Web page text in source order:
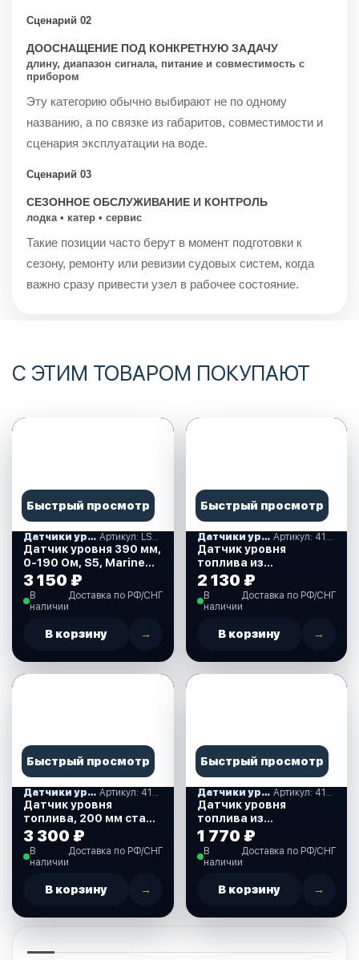
Сценарий 02
ДООСНАЩЕНИЕ ПОД КОНКРЕТНУЮ ЗАДАЧУ
длину, диапазон сигнала, питание и совместимость с
прибором
Эту категорию обычно выбирают не по одному
названию, а по связке из габаритов, совместимости и
сценария эксплуатации на воде.
Сценарий 03
СЕЗОННОЕ ОБСЛУЖИВАНИЕ И КОНТРОЛЬ
лодка • катер • сервис
Такие позиции часто берут в момент подготовки к
сезону, ремонту или ревизии судовых систем, когда
важно сразу привести узел в рабочее состояние.
С ЭТИМ ТОВАРОМ ПОКУПАЮТ
Быстрый просмотр
Датчики уровня жидкости
Датчик уровня 390 мм,
0-190 Ом, S5, Marine
Rocket
(LS0390S5EUMR)
3 150 ₽
В
наличии
Доставка по РФ/СНГ
В корзину →
Быстрый просмотр
Датчики уровня жидкости
Датчик уровня
топлива из
нержавеющей стали,
420 мм., 0-190 Ом.
(410285)
2 130 ₽
В
наличии
Доставка по РФ/СНГ
В корзину →
Быстрый просмотр
Датчики уровня жидкости
Датчик уровня
топлива, 200 мм сталь
(410085)
3 300 ₽
В
наличии
Доставка по РФ/СНГ
В корзину →
Быстрый просмотр
Датчики уровня жидкости
Датчик уровня
топлива из
нержавеющей стали,
270 мм. (410111)
1 770 ₽
В
наличии
Доставка по РФ/СНГ
В корзину →